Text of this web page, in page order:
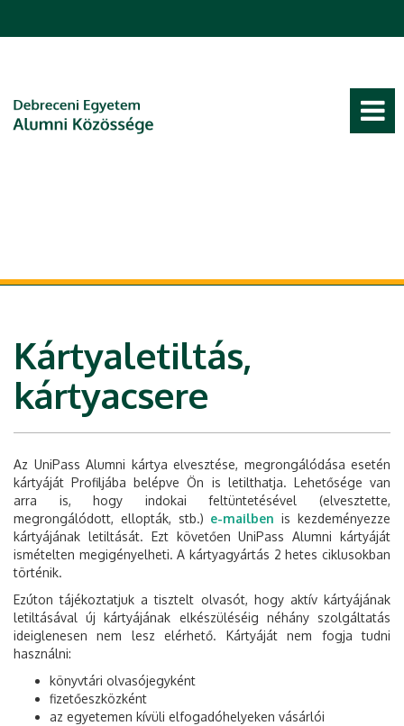
Kártyaletiltás,
kártyacsere
Az UniPass Alumni kártya elvesztése, megrongálódása esetén
kártyáját Profiljába belépve Ön is letilthatja. Lehetősége van
arra is, hogy indokai feltüntetésével (elvesztette,
megrongálódott, ellopták, stb.) e-mailben is kezdeményezze
kártyájának letiltását. Ezt követően UniPass Alumni kártyáját
ismételten megigényelheti. A kártyagyártás 2 hetes ciklusokban
történik.
Ezúton tájékoztatjuk a tisztelt olvasót, hogy aktív kártyájának
letiltásával új kártyájának elkészüléséig néhány szolgáltatás
ideiglenesen nem lesz elérhető. Kártyáját nem fogja tudni
használni:
könyvtári olvasójegyként
fizetőeszközként
az egyetemen kívüli elfogadóhelyeken vásárlói